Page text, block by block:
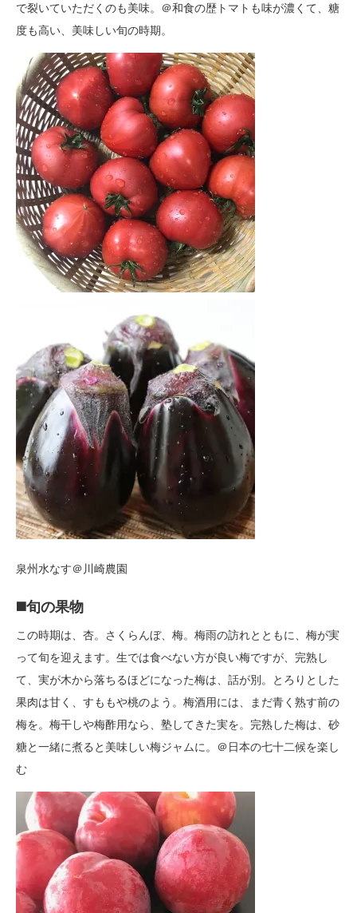
で裂いていただくのも美味。＠和食の歴トマトも味が濃くて、糖
度も高い、美味しい旬の時期。
泉州水なす＠川崎農園
◼️旬の果物
この時期は、杏。さくらんぼ、梅。梅雨の訪れとともに、梅が実
って旬を迎えます。生では食べない方が良い梅ですが、完熟し
て、実が木から落ちるほどになった梅は、話が別。とろりとした
果肉は甘く、すももや桃のよう。梅酒用には、まだ青く熟す前の
梅を。梅干しや梅酢用なら、塾してきた実を。完熟した梅は、砂
糖と一緒に煮ると美味しい梅ジャムに。＠日本の七十二候を楽し
む